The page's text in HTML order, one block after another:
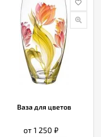
Ваза для цветов
от 1 250₽